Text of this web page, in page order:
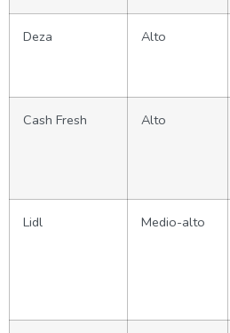
Deza Alto
Cash Fresh Alto
Lidl Medio-alto